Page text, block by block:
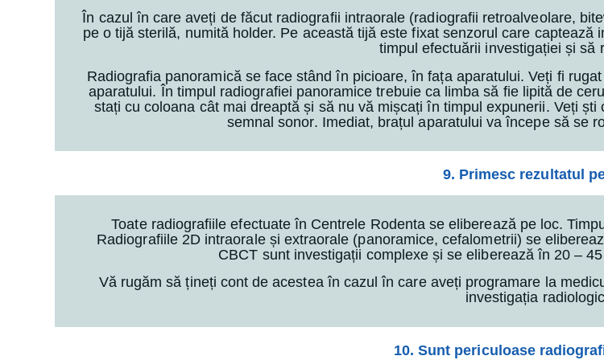
În cazul în care aveți de făcut radiografii intraorale (radiografii retroalveolare,
pe o tijă sterilă, numită holder. Pe această tijă este fixat senzorul care
timpul efectuării investigației și să
Radiografia panoramică se face stând în picioare, în fața aparatului. Veți fi
aparatului. În timpul radiografiei panoramice trebuie ca limba să fie lipită de
stați cu coloana cât mai dreaptă și să nu vă mișcați în timpul expunerii. Veți
semnal sonor. Imediat, brațul aparatului va începe să se
9. Primesc rezultatul
Toate radiografiile efectuate în Centrele Rodenta se eliberează pe loc.
Radiografiile 2D intraorale și extraorale (panoramice, cefalometrii) se
CBCT sunt investigații complexe și se eliberează în 20 –
Vă rugăm să țineți cont de acestea în cazul în care aveți programare la
investigația
10. Sunt periculoase